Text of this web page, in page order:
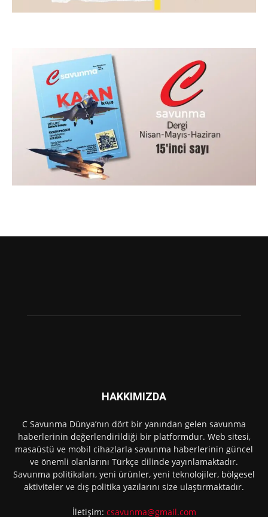
HAKKIMIZDA
C Savunma Dünya’nın dört bir yanından gelen savunma
haberlerinin değerlendirildiği bir platformdur. Web sitesi,
masaüstü ve mobil cihazlarla savunma haberlerinin güncel
ve önemli olanlarını Türkçe dilinde yayınlamaktadır.
Savunma politikaları, yeni ürünler, yeni teknolojiler, bölgesel
aktiviteler ve dış politika yazılarını size ulaştırmaktadır.
İletişim: csavunma@gmail.com